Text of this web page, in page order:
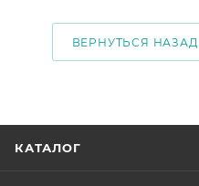
ВЕРНУТЬСЯ НАЗАД
КАТАЛОГ